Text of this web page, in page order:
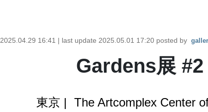
2025.04.29 16:41 | last update 2025.05.01 17:20 posted by
Gardens展 #2
東京 | The Artcomplex Center